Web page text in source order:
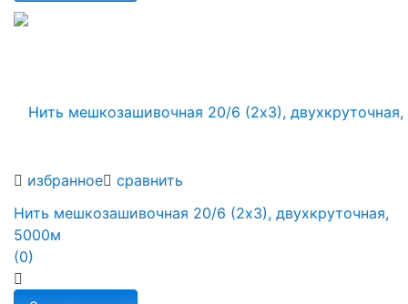
избранное сравнить
Нить мешкозашивочная 20/6 (2х3), двухкруточная,
5000м
(0)